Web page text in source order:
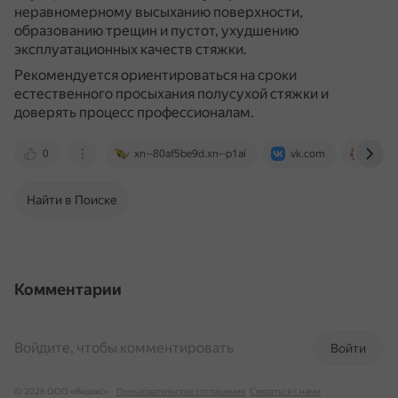
неравномерному высыханию поверхности,
образованию трещин и пустот, ухудшению
эксплуатационных качеств стяжки.
Рекомендуется ориентироваться на сроки
естественного просыхания полусухой стяжки и
доверять процесс профессионалам.
0 xn--80af5be9d.xn--p1ai vk.com
Найти в Поиске
Комментарии
Войти
Войдите, чтобы комментировать
© 2026 ООО «Яндекс» Пользовательское соглашение Связаться с нами